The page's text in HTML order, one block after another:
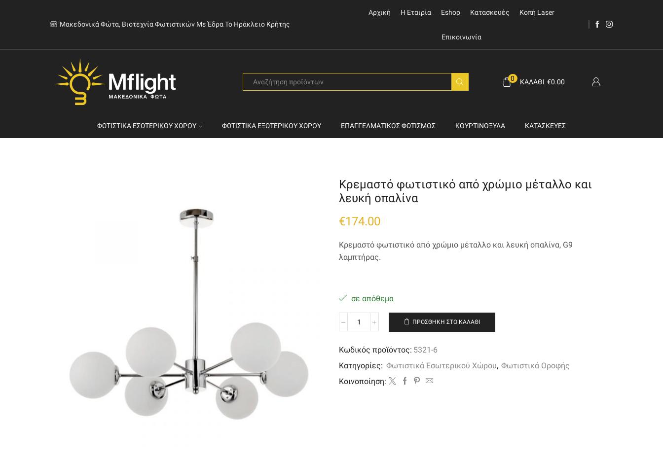
Μακεδονικά Φώτα, Βιοτεχνία Φωτιστικών Με Έδρα Το Ηράκλειο Κρήτης
Αρχική Η Εταιρία Eshop Κατασκευές Κοπή Laser
Επικοινωνία
0 ΚΑΛΆΘΙ €0.00
ΦΩΤΙΣΤΙΚΆ ΕΣΩΤΕΡΙΚΟΎ ΧΏΡΟΥ ΦΩΤΙΣΤΙΚΆ ΕΞΩΤΕΡΙΚΟΎ ΧΏΡΟΥ ΕΠΑΓΓΕΛΜΑΤΙΚΌΣ ΦΩΤΙΣΜΌΣ ΚΟΥΡΤΙΝΌΞΥΛΑ ΚΑΤΑΣΚΕΥΈΣ
Κρεμαστό φωτιστικό από χρώμιο μέταλλο και
λευκή οπαλίνα
€174.00
Κρεμαστό φωτιστικό από χρώμιο μέταλλο και λευκή οπαλίνα, G9
λαμπτήρας.
σε απόθεμα
Κρεμαστό
από
χρώμιο
μέταλλο
λευκή
ΠΡΟΣΘΉΚΗ ΣΤΟ ΚΑΛΆΘΙ
Κωδικός προϊόντος: 5321-6
Κατηγορίες: Φωτιστικά Εσωτερικού Χώρου, Φωτιστικά Οροφής
Kοινοποίηση: